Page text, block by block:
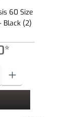
te verhogen of te
60 Size
Black (2)